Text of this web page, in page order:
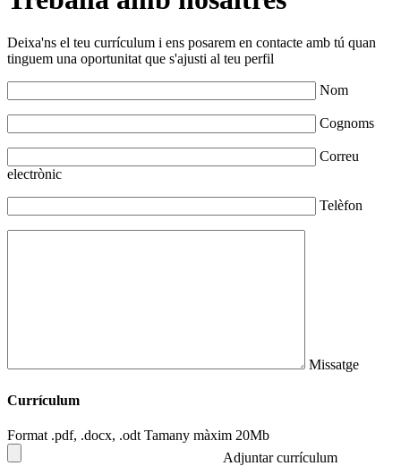
Deixa'ns el teu currículum i ens posarem en contacte amb tú quan
tinguem una oportunitat que s'ajusti al teu perfil
Nom
Cognoms
Correu
electrònic
Telèfon
Missatge
Currículum
Format .pdf, .docx, .odt Tamany màxim 20Mb
Adjuntar currículum